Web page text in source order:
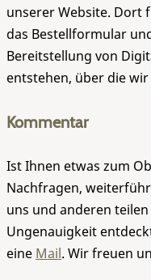
unserer Website. Dort
das Bestellformular
Bereitstellung von
entstehen, über die
Kommentar
Ist Ihnen etwas zum
Nachfragen,
uns und anderen
Ungenauigkeit
eine Mail. Wir freuen